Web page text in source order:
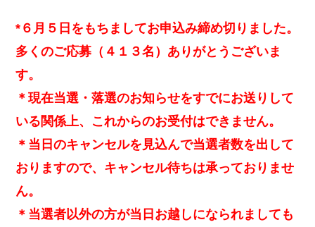
*６月５日をもちましてお申込み締め切りました。
多くのご応募（４１３名）ありがとうございま
す。
＊現在当選・落選のお知らせをすでにお送りして
いる関係上、これからのお受付はできません。
＊当日のキャンセルを見込んで当選者数を出して
おりますので、キャンセル待ちは承っておりませ
ん。
＊当選者以外の方が当日お越しになられましても